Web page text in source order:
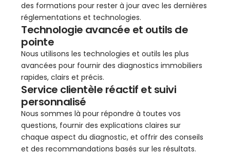
des formations pour rester à jour avec les dernières
réglementations et technologies.
Technologie avancée et outils de
pointe
Nous utilisons les technologies et outils les plus
avancées pour fournir des diagnostics immobiliers
rapides, clairs et précis.
Service clientèle réactif et suivi
personnalisé
Nous sommes là pour répondre à toutes vos
questions, fournir des explications claires sur
chaque aspect du diagnostic, et offrir des conseils
et des recommandations basés sur les résultats.